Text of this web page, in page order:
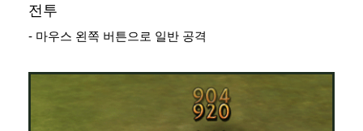
전투
- 마우스 왼쪽 버튼으로 일반 공격